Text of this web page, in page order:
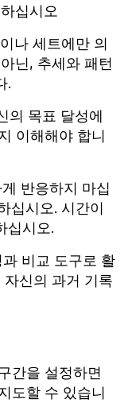
십시오
나 세트에만 의
닌, 추세와 패턴
.
의 목표 달성에
이해해야 합니
반응하지 마십
십시오. 시간이
십시오.
비교 도구로 활
신의 과거 기록
간을 설정하면
도할 수 있습니